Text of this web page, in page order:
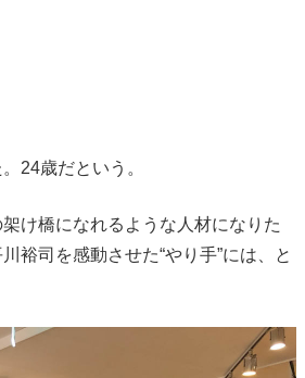
24歳だという。
け橋になれるような人材になりた
裕司を感動させた“やり手”には、と